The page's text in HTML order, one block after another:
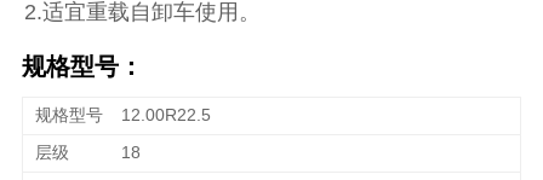
2.适宜重载自卸车使用。
规格型号：
12.00R22.5
18